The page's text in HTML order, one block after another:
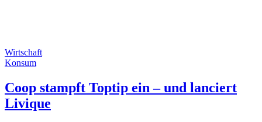
Wirtschaft
Konsum
Coop stampft Toptip ein – und lanciert
Livique